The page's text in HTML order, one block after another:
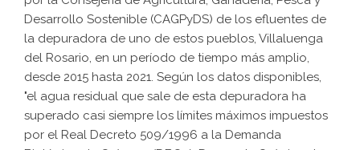
Desarrollo Sostenible (CAGPyDS) de los efluentes de
la depuradora de uno de estos pueblos, Villaluenga
del Rosario, en un período de tiempo más amplio,
desde 2015 hasta 2021. Según los datos disponibles,
"el agua residual que sale de esta depuradora ha
superado casi siempre los límites máximos impuestos
por el Real Decreto 509/1996 a la Demanda